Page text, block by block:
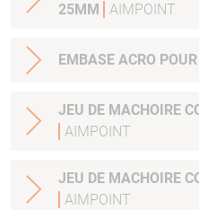
25MM
AIMPOINT
EMBASE ACRO
JEU DE MACHOIRE
AIMPOINT
JEU DE MACHOIRE
AIMPOINT